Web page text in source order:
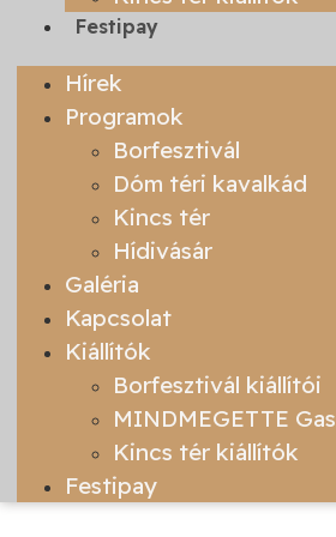
Festipay
Hírek
Programok
Borfesztivál
Dóm téri kavalkád
Kincs tér
Hídivásár
Galéria
Kapcsolat
Kiállítók
Borfesztivál kiállítói
MINDMEGETTE
Kincs tér kiállítók
Festipay